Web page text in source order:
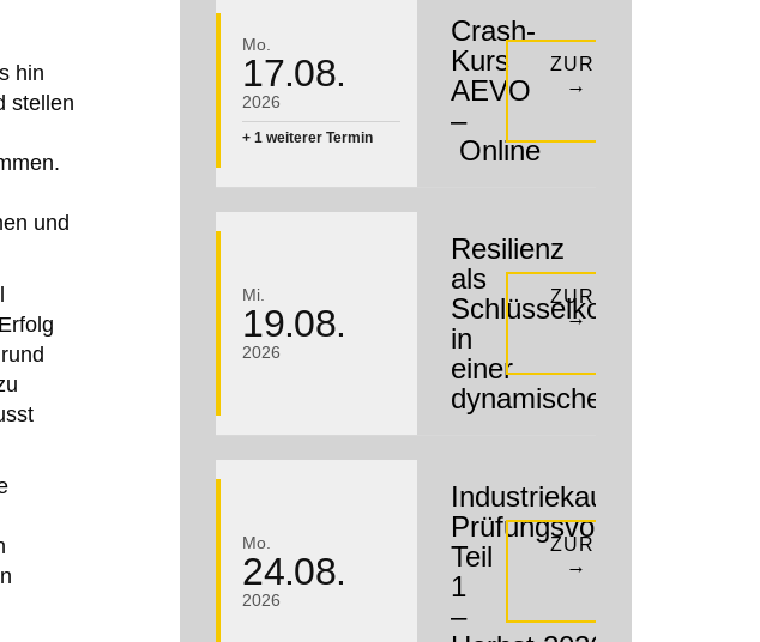
hin
stellen
und
Mo.
17.08.
2026
+ 1 weiterer Termin
Crash-
Kurs
AEVO
–
Online
ZUR
→
Mi.
19.08.
2026
Resilienz
als
Schlüsselkompetenz
in
einer
dynamischen
ZUR
→
Mo.
24.08.
2026
Industriekaufleute
Prüfungsvorbereitung
Teil
1
–
ZUR
→